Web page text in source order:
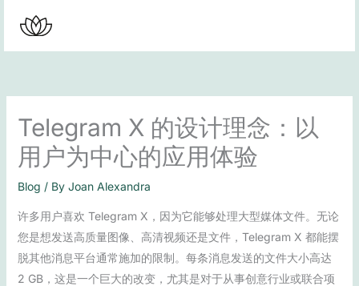
content
Telegram X 的设计理念：以
用户为中心的应用体验
Blog / By Joan Alexandra
许多用户喜欢 Telegram X，因为它能够处理大型媒体文件。无论
您是想发送高质量图像、高清视频还是文件，Telegram X 都能摆
脱其他消息平台通常施加的限制。每条消息发送的文件大小高达
2 GB，这是一个巨大的改变，尤其是对于从事创意行业或联合项